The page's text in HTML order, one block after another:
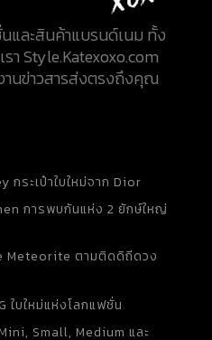
และสินค้าแบรนด์เนม ทั้ง
า Style.Katexoxo.com
นข่าวสารส่งตรงถึงคุณ
กระเป๋าใบใหม่จาก Dior
การพบกันแห่ง 2 ยักษ์ใหญ่
Meteorite ตามติดดิถีดวง
ใบใหม่แห่งโลกแฟชั่น
Small, Medium และ